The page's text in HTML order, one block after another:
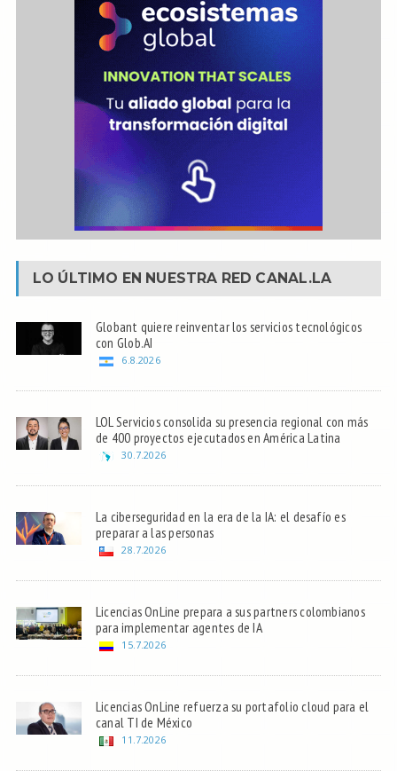
LO ÚLTIMO EN NUESTRA RED CANAL.LA
Globant quiere reinventar los servicios tecnológicos
con Glob.AI
6.8.2026
LOL Servicios consolida su presencia regional con más
de 400 proyectos ejecutados en América Latina
30.7.2026
La ciberseguridad en la era de la IA: el desafío es
preparar a las personas
28.7.2026
Licencias OnLine prepara a sus partners colombianos
para implementar agentes de IA
15.7.2026
Licencias OnLine refuerza su portafolio cloud para el
canal TI de México
11.7.2026